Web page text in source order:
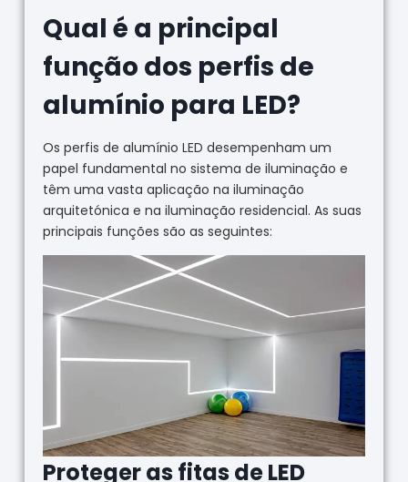
Qual é a principal
função dos perfis de
alumínio para LED?
Os perfis de alumínio LED desempenham um
papel fundamental no sistema de iluminação e
têm uma vasta aplicação na iluminação
arquitetónica e na iluminação residencial. As suas
principais funções são as seguintes:
Proteger as fitas de LED